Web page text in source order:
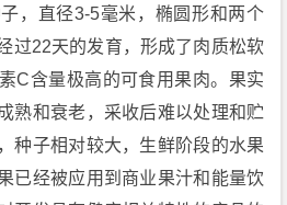
，直径3-5毫米，椭圆形和两个
过22天的发育，形成了肉质松软
C含量极高的可食用果肉。果实
熟和衰老，采收后难以处理和贮
种子相对较大，生鲜阶段的水果
已经被应用到商业果汁和能量饮